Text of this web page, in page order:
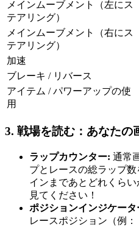
メインムーブメント（左にス
テアリング）
メインムーブメント（右にス
テアリング）
加速
ブレーキ / リバース
アイテム / パワーアップの使
用
3. 戦場を読む：あなたの
ラップカウンター: 通常
プとレースの総ラップ
インまであとどれくら
見てください！
ポジションインジケータ
レースポジション（例